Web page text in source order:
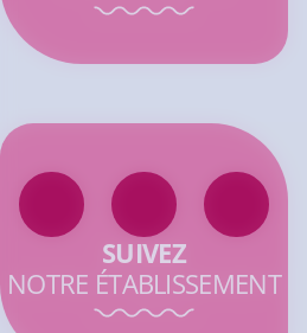
SUIVEZ
NOTRE ÉTABLISSEMENT